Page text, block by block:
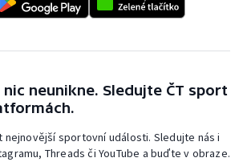
neunikne. Sledujte ČT sport
nejnovější sportovní události. Sledujte nás i
Threads či YouTube a buďte v obraze.